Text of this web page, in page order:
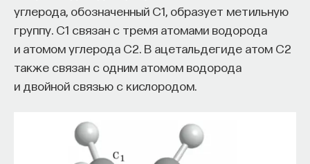
углерода, обозначенный C1, образует метильную
группу. C1 связан с тремя атомами водорода
и атомом углерода C2. В ацетальдегиде атом C2
также связан с одним атомом водорода
и двойной связью с кислородом.